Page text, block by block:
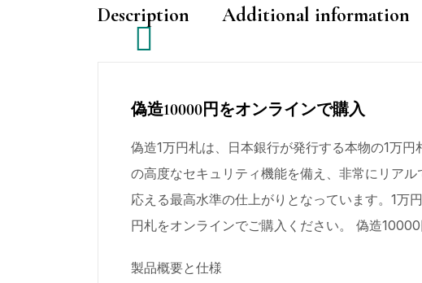
Description Additional information
偽造10000円をオンラインで購入
偽造1万円札は、日本銀行が発行する本物の1万
の高度なセキュリティ機能を備え、非常にリア
応える最高水準の仕上がりとなっています。1万
円札をオンラインでご購入ください。 偽造
製品概要と仕様